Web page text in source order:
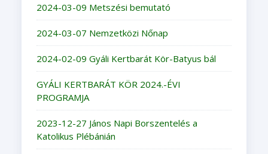
2024-03-09 Metszési bemutató
2024-03-07 Nemzetközi Nőnap
2024-02-09 Gyáli Kertbarát Kör-Batyus bál
GYÁLI KERTBARÁT KÖR 2024.-ÉVI
PROGRAMJA
2023-12-27 János Napi Borszentelés a
Katolikus Plébánián